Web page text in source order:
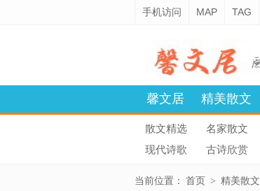
手机访问 MAP TAG
馨文居 精美散文
散文精选 名家散文
现代诗歌
古诗欣赏
当前位置： 首页 > 精美散文